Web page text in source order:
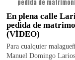
pedida de
En plena calle
pedida de
(VÍDEO)
Para cualquier
Manuel Domingo